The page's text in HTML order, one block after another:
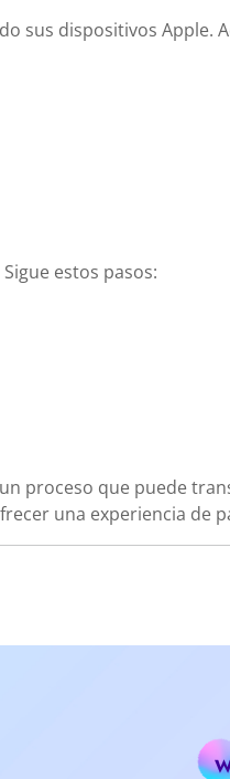
sus dispositivos Apple.
Sigue estos pasos:
proceso que puede
una experiencia de